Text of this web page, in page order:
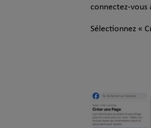
connectez-vous
Sélectionnez «